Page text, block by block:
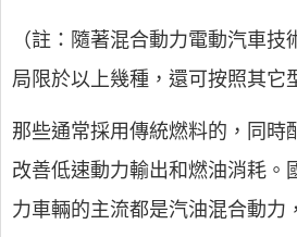
（註：隨著混合動力電動汽車
局限於以上幾種，還可按照其它
那些通常採用傳統燃料的，同時
改善低速動力輸出和燃油消耗。
力車輛的主流都是汽油混合動力